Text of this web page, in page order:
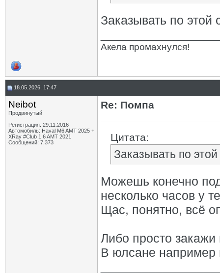
Заказывать по этой
Акела промахнулся!
18.05.2026, 17:47
Neibot
Продвинутый
Регистрация: 29.11.2016
Автомобиль: Haval M6 AMT 2025 +
XRay #Club 1.6 AMT 2021
Сообщений: 7,373
Re: Помпа
Цитата:
Заказывать по
Можешь конечно
несколько часов у
Щас, понятно, всё
Либо просто
В юлсане например